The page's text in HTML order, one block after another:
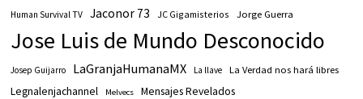
Human Survival TV Jaconor 73 JC Gigamisterios Jorge Guerra
Jose Luis de Mundo Desconocido
Josep Guijarro LaGranjaHumanaMX La llave La Verdad nos hará libres
Legnalenjachannel Melvecs Mensajes Revelados